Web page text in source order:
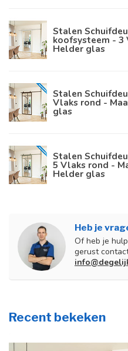
Stalen
koofsysteem -
Helder glas
Stalen
Vlaks rond -
glas
Stalen
5 Vlaks rond -
Helder glas
Heb je
Of heb je
gerust
Recent bekeken